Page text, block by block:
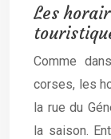
Les
Comme
corses, les
la rue du
la saison.